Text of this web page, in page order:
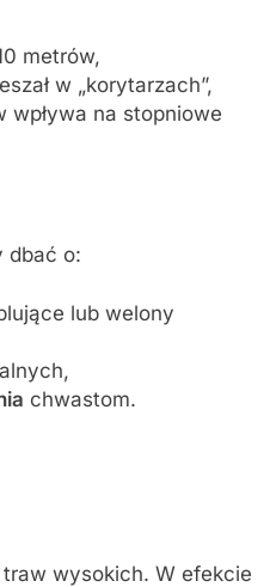
metrów,
w „korytarzach”,
wpływa na stopniowe
dbać o:
lub welony
chwastom.
wysokich. W efekcie